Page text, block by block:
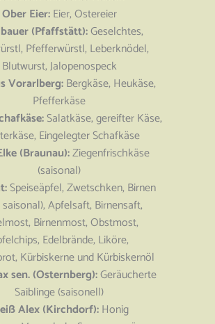
Ober Eier:Eier, Ostereier
(Pfaffstätt):Geselchtes,
Pfefferwürstl, Leberknödel,
Blutwurst, Jalopenospeck
Vorarlberg:Bergkäse, Heukäse,
Pfefferkäse
Salatkäse, gereifter Käse,
Eingelegter Schafkäse
(Braunau):Ziegenfrischkäse
(saisonal)
Speiseäpfel, Zwetschken, Birnen
Apfelsaft, Birnensaft,
Birnenmost, Obstmost,
Edelbrände, Liköre,
Kürbiskerne und Kürbiskernöl
sen. (Osternberg):Geräucherte
Saiblinge (saisonell)
Alex (Kirchdorf):Honig